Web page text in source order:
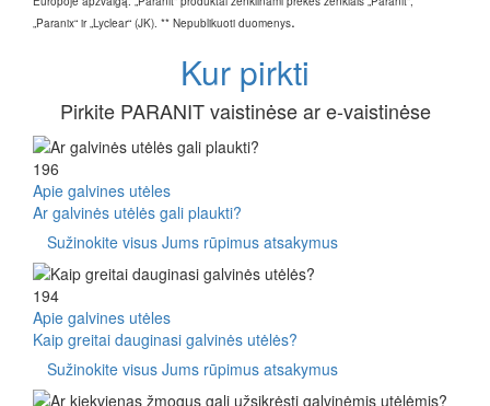
„Paranix“ ir „Lyclear“ (JK). ** Nepublikuoti duomenys.
Kur pirkti
Pirkite PARANIT vaistinėse ar e-vaistinėse
196
Apie galvines utėles
Ar galvinės utėlės gali plaukti?
Sužinokite visus Jums rūpimus atsakymus
194
Apie galvines utėles
Kaip greitai dauginasi galvinės utėlės?
Sužinokite visus Jums rūpimus atsakymus